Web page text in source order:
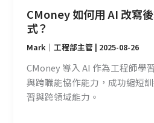
CMoney 如何用 AI 改寫
式？
Mark｜工程部主管 | 2025-08-26
CMoney 導入 AI 作為工程師學
與跨職能協作能力，成功縮短
習與跨領域能力。
模
式？